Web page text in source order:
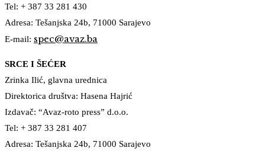
Tel: + 387 33 281 430
Adresa: Tešanjska 24b, 71000 Sarajevo
E-mail: spec@avaz.ba
SRCE I ŠEĆER
Zrinka Ilić, glavna urednica
Direktorica društva: Hasena Hajrić
Izdavač: “Avaz-roto press” d.o.o.
Tel: + 387 33 281 407
Adresa: Tešanjska 24b, 71000 Sarajevo